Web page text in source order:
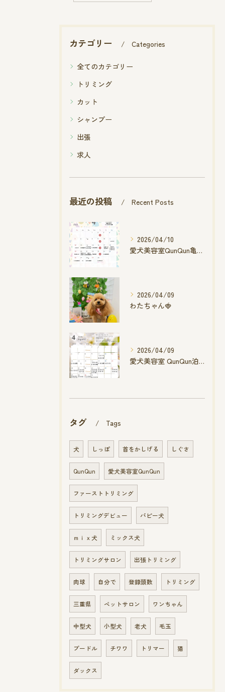
カテゴリー Categories
全てのカテゴリー
トリミング
カット
シャンプー
出張
求人
最近の投稿 Recent Posts
2026/04/10
愛犬美容室QunQun亀山エコー店
2026/04/09
わたちゃん🍓
2026/04/09
愛犬美容室 QunQun泊店 4月空き状況です
タグ Tags
犬 しっぽ 首をかしげる しぐさ
QunQun 愛犬美容室QunQun
ファーストトリミング
トリミングデビュー パピー犬
ｍｉｘ犬 ミックス犬
トリミングサロン 出張トリミング
肉球 自分で 登録頭数 トリミング
三重県 ペットサロン ワンちゃん
中型犬 小型犬 老犬 毛玉
プードル チワワ トリマー 猫
ダックス